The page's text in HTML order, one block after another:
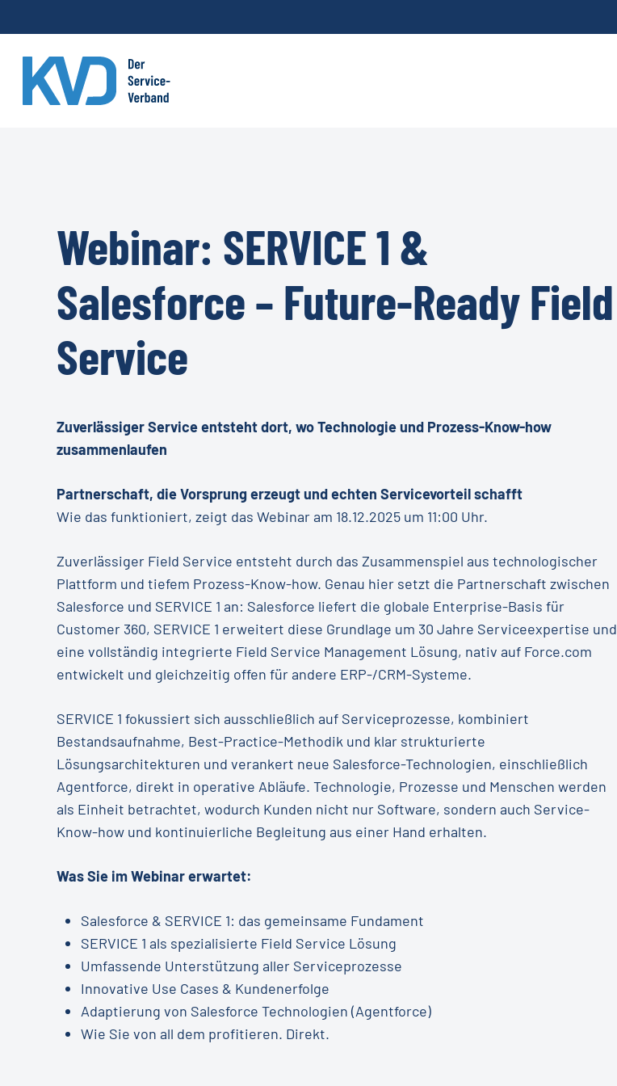
to
main
content
Webinar: SERVICE 1 &
Salesforce – Future-Ready Field
Service
Zuverlässiger Service entsteht dort, wo Technologie und Prozess-Know-how
zusammenlaufen
Partnerschaft, die Vorsprung erzeugt und echten Servicevorteil schafft
Wie das funktioniert, zeigt das Webinar am 18.12.2025 um 11:00 Uhr.
Zuverlässiger Field Service entsteht durch das Zusammenspiel aus technologischer
Plattform und tiefem Prozess-Know-how. Genau hier setzt die Partnerschaft zwischen
Salesforce und SERVICE 1 an: Salesforce liefert die globale Enterprise-Basis für
Customer 360, SERVICE 1 erweitert diese Grundlage um 30 Jahre Serviceexpertise und
eine vollständig integrierte Field Service Management Lösung, nativ auf Force.com
entwickelt und gleichzeitig offen für andere ERP-/CRM-Systeme.
SERVICE 1 fokussiert sich ausschließlich auf Serviceprozesse, kombiniert
Bestandsaufnahme, Best-Practice-Methodik und klar strukturierte
Lösungsarchitekturen und verankert neue Salesforce-Technologien, einschließlich
Agentforce, direkt in operative Abläufe. Technologie, Prozesse und Menschen werden
als Einheit betrachtet, wodurch Kunden nicht nur Software, sondern auch Service-
Know-how und kontinuierliche Begleitung aus einer Hand erhalten.
Was Sie im Webinar erwartet:
Salesforce & SERVICE 1: das gemeinsame Fundament
SERVICE 1 als spezialisierte Field Service Lösung
Umfassende Unterstützung aller Serviceprozesse
Innovative Use Cases & Kundenerfolge
Adaptierung von Salesforce Technologien (Agentforce)
Wie Sie von all dem profitieren. Direkt.